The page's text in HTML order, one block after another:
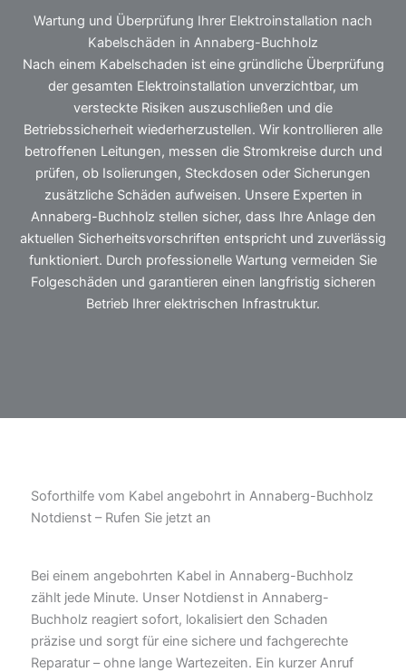
Wartung und Überprüfung Ihrer Elektroinstallation nach
Kabelschäden in Annaberg-Buchholz
Nach einem Kabelschaden ist eine gründliche Überprüfung
der gesamten Elektroinstallation unverzichtbar, um
versteckte Risiken auszuschließen und die
Betriebssicherheit wiederherzustellen. Wir kontrollieren alle
betroffenen Leitungen, messen die Stromkreise durch und
prüfen, ob Isolierungen, Steckdosen oder Sicherungen
zusätzliche Schäden aufweisen. Unsere Experten in
Annaberg-Buchholz stellen sicher, dass Ihre Anlage den
aktuellen Sicherheitsvorschriften entspricht und zuverlässig
funktioniert. Durch professionelle Wartung vermeiden Sie
Folgeschäden und garantieren einen langfristig sicheren
Betrieb Ihrer elektrischen Infrastruktur.
Soforthilfe vom Kabel angebohrt in Annaberg-Buchholz
Notdienst – Rufen Sie jetzt an
Bei einem angebohrten Kabel in Annaberg-Buchholz
zählt jede Minute. Unser Notdienst in Annaberg-
Buchholz reagiert sofort, lokalisiert den Schaden
präzise und sorgt für eine sichere und fachgerechte
Reparatur – ohne lange Wartezeiten. Ein kurzer Anruf